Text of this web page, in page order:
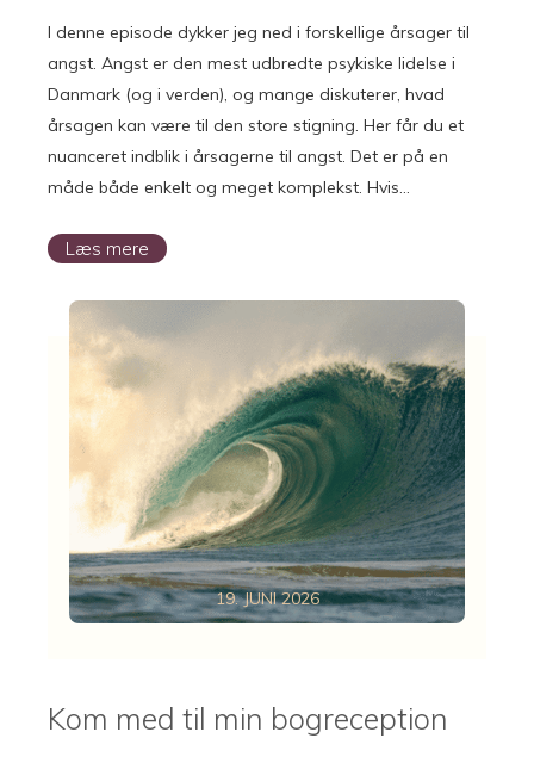
I denne episode dykker jeg ned i forskellige årsager til
angst. Angst er den mest udbredte psykiske lidelse i
Danmark (og i verden), og mange diskuterer, hvad
årsagen kan være til den store stigning. Her får du et
nuanceret indblik i årsagerne til angst. Det er på en
måde både enkelt og meget komplekst. Hvis…
Læs mere
Kom med til min bogreception
19. JUNI 2026